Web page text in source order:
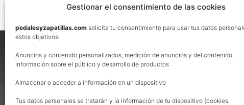
Gestionar el consentimiento de las cookies
pedalesyzapatillas.com solicita tu consentimiento para usar tus datos
estos objetivos:
Anuncios y contenido personalizados, medición de anuncios y del contenido,
información sobre el público y desarrollo de productos
Almacenar o acceder a información en un dispositivo
Tus datos personales se tratarán y la información de tu dispositivo (cookies,
Footer
Nos vemos en las redes